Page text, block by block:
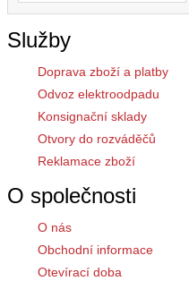
Služby
Doprava zboží a platby
Odvoz elektroodpadu
Konsignační sklady
Otvory do rozváděčů
Reklamace zboží
O společnosti
O nás
Obchodní informace
Otevírací doba